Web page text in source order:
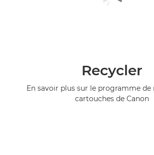
Recycler
En savoir plus sur le programme de
cartouches de Canon